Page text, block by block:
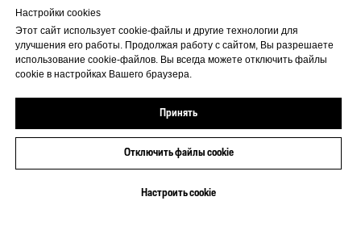
+7 (473) 233-06-06
Настройки cookies
Этот сайт использует cookie-файлы и другие технологии для
улучшения его работы. Продолжая работу с сайтом, Вы разрешаете
использование cookie-файлов. Вы всегда можете отключить файлы
cookie в настройках Вашего браузера.
Принять
Отключить файлы cookie
Настроить cookie